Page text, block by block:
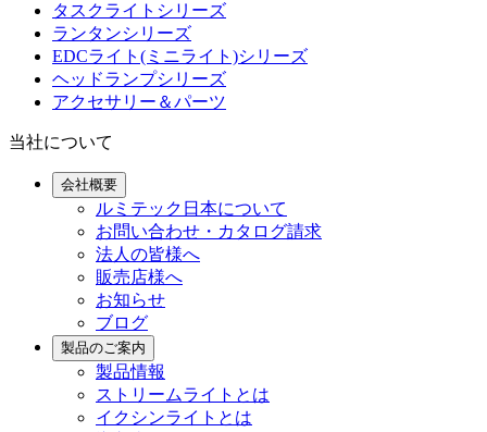
タスクライトシリーズ
ランタンシリーズ
EDCライト(ミニライト)シリーズ
ヘッドランプシリーズ
アクセサリー＆パーツ
当社について
会社概要
ルミテック日本について
お問い合わせ・カタログ請求
法人の皆様へ
販売店様へ
お知らせ
ブログ
製品のご案内
製品情報
ストリームライトとは
イクシンライトとは